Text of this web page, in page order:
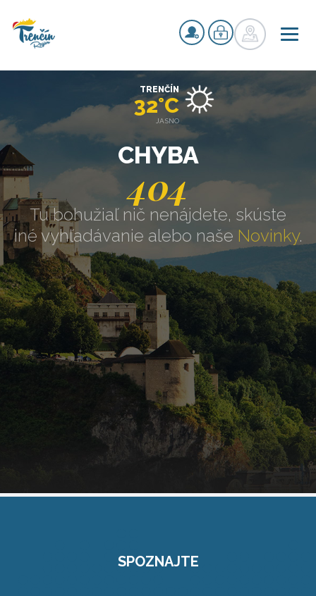
CHYBA
404
Tu bohužiaľ nič nenájdete, skúste
iné vyhľadávanie alebo naše Novinky.
TRENČÍN
32°C
JASNO
SPOZNAJTE